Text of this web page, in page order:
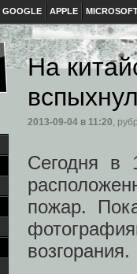
GOOGLE APPLE
На
2013-09-04 в 11:20,
Сегодня в
пожар.
возгорания.